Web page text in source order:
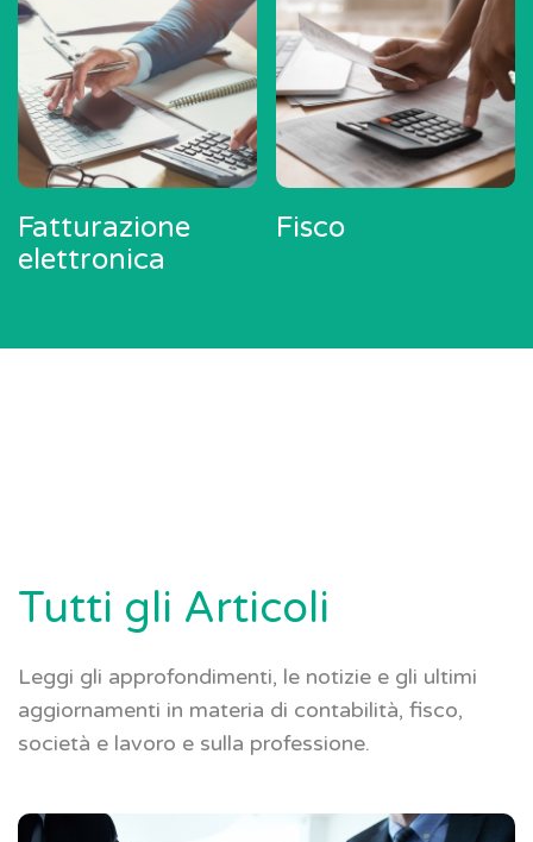
Fatturazione
elettronica
Fisco
Tutti gli Articoli
Leggi gli approfondimenti, le notizie e gli ultimi
aggiornamenti in materia di contabilità, fisco,
società e lavoro e sulla professione.